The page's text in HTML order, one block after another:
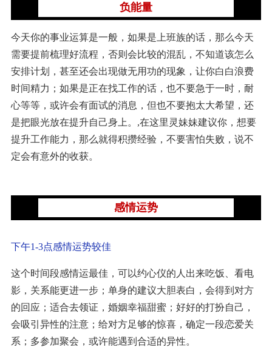
负能量
今天你的事业运算是一般，如果是上班族的话，那么今天
需要提前梳理好流程，否则会比较的混乱，不知道该怎么
安排计划，甚至还会出现做无用功的现象，让你白白浪费
时间精力；如果是正在找工作的话，也不要急于一时，耐
心等等，或许会有面试的消息，但也不要抱太大希望，还
是把眼光放在提升自己身上。,在这里灵妹妹建议你，想要
提升工作能力，那么就得积攒经验，不要害怕失败，说不
定会有意外的收获。
感情运势
下午1-3点感情运势较佳
这个时间段感情运最佳，可以约心仪的人出来吃饭、看电
影，关系能更进一步；单身的建议大胆表白，会得到对方
的回应；适合去领证，婚姻幸福甜蜜；好好的打扮自己，
会吸引异性的注意；给对方足够的惊喜，确定一段恋爱关
系；多参加聚会，或许能遇到合适的异性。